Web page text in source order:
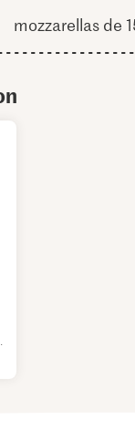
mozzarellas de